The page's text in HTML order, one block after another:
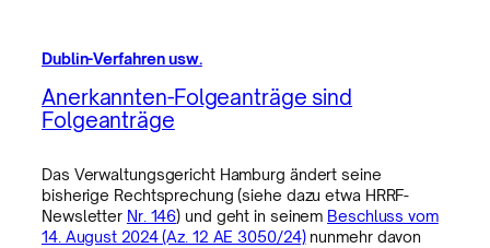
Dublin-Verfahren usw.
Anerkannten-Folgeanträge sind
Folgeanträge
Das Verwaltungsgericht Hamburg ändert seine
bisherige Rechtsprechung (siehe dazu etwa HRRF-
Newsletter Nr. 146) und geht in seinem Beschluss vom
14. August 2024 (Az. 12 AE 3050/24)nunmehr davon